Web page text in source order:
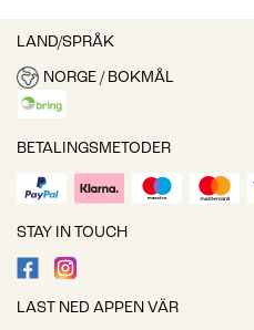
LAND/SPRÅK
NORGE / BOKMÅL
BETALINGSMETODER
STAY IN TOUCH
LAST NED APPEN VÄR